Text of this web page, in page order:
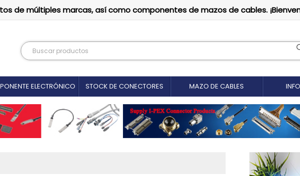
de múltiples marcas, así como componentes de mazos de cables.
ELECTRÓNICO STOCK DE CONECTORES MAZO DE CABLES